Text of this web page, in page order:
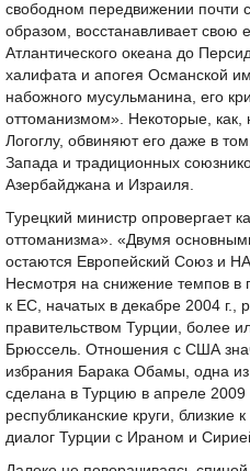
свободном передвижении почти
образом, восстанавливает свою
Атлантического океана до
халифата и апогея Османской
набожного мусульманина, его
оттоманизмом». Некоторые,
Логоглу, обвиняют его даже в
Запада и традиционных
Азербайджана и Израиля.
Турецкий министр опровергает
оттоманизма». «Двумя
остаются Европейский Союз и
Несмотря на снижение темпов в
к ЕС, начатых в декабре 2004
правительством Турции, более
Брюссель. Отношения с США
избрания Барака Обамы, одна
сделана в Турцию в апреле 2009
республиканские круги,
диалог Турции с Ираном и